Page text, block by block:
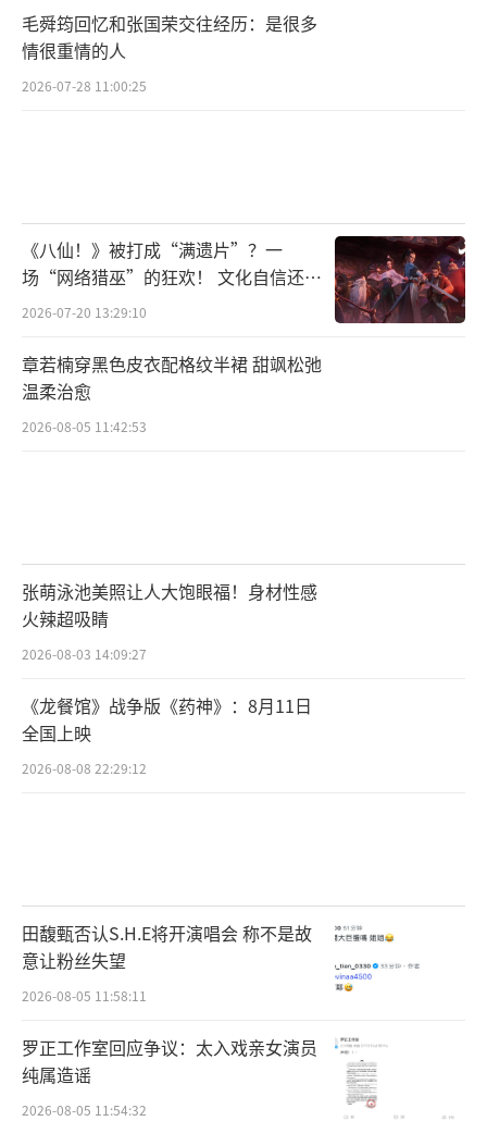
毛舜筠回忆和张国荣交往经历：是很多
情很重情的人
2026-07-28 11:00:25
《八仙！》被打成“满遗片”？一
场“网络猎巫”的狂欢！ 文化自信还是
焦虑？
2026-07-20 13:29:10
章若楠穿黑色皮衣配格纹半裙 甜飒松弛
温柔治愈
2026-08-05 11:42:53
张萌泳池美照让人大饱眼福！身材性感
火辣超吸睛
2026-08-03 14:09:27
《龙餐馆》战争版《药神》：8月11日
全国上映
2026-08-08 22:29:12
田馥甄否认S.H.E将开演唱会 称不是故
意让粉丝失望
2026-08-05 11:58:11
罗正工作室回应争议：太入戏亲女演员
纯属造谣
2026-08-05 11:54:32